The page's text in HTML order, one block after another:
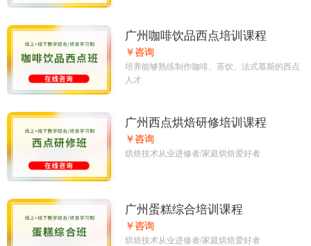
广州咖啡饮品西点培训课程
￥咨询
培养能够熟练制作咖啡、茶饮、法式慕斯的西点
人才
广州西点烘焙研修培训课程
￥咨询
烘焙技术从业进修者/家庭烘焙爱好者
广州蛋糕综合培训课程
￥咨询
烘焙技术从业进修者/家庭烘焙爱好者